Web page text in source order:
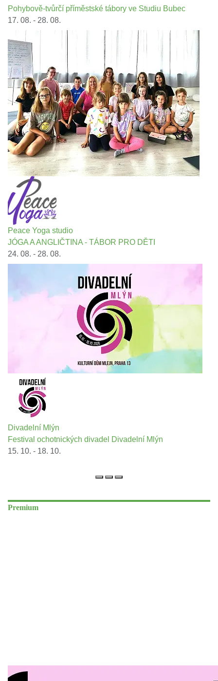
Pohybově-tvůrčí příměstské tábory ve Studiu Bubec
17. 08. - 28. 08.
Peace Yoga studio
JÓGA A ANGLIČTINA - TÁBOR PRO DĚTI
24. 08. - 28. 08.
Divadelní Mlýn
Festival ochotnických divadel Divadelní Mlýn
15. 10. - 18. 10.
Premium